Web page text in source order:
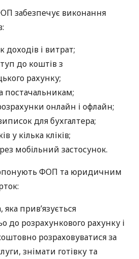
забезпечує виконання
доходів і витрат;
до коштів з
рахунку;
постачальникам;
онлайн і офлайн;
для бухгалтера;
у кілька кліків;
мобільний застосунок.
ФОП та юридичним
яка прив’язується
до розрахункового рахунку і
розраховуватися за
знімати готівку та